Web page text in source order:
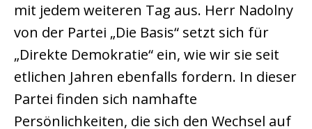
mit jedem weiteren Tag aus. Herr Nadolny
von der Partei „Die Basis“ setzt sich für
„Direkte Demokratie“ ein, wie wir sie seit
etlichen Jahren ebenfalls fordern. In dieser
Partei finden sich namhafte
Persönlichkeiten, die sich den Wechsel auf